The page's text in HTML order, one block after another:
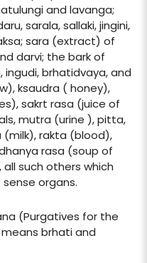
and lavanga;
sarala, sallaki, jingini,
sara (extract) of
darvi; the bark of
ingudi, brhatidvaya, and
ksaudra ( honey),
sakrt rasa (juice of
mutra (urine ), pitta,
(milk), rakta (blood),
rasa (soup of
such others which
organs.
(Purgatives for the
brhati and